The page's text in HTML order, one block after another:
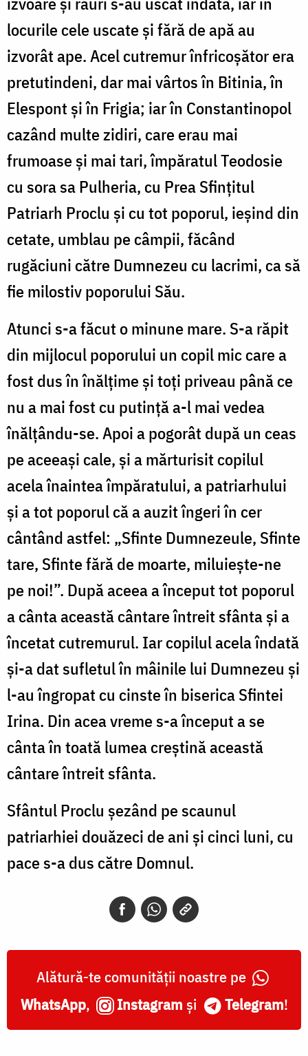
locurile cele uscate și fără de apă au
izvorât ape. Acel cutremur înfricoșător era
pretutindeni, dar mai vârtos în Bitinia, în
Elespont și în Frigia; iar în Constantinopol
cazând multe zidiri, care erau mai
frumoase și mai tari, împăratul Teodosie
cu sora sa Pulheria, cu Prea Sfințitul
Patriarh Proclu și cu tot poporul, ieșind din
cetate, umblau pe câmpii, făcând
rugăciuni către Dumnezeu cu lacrimi, ca să
fie milostiv poporului Său.
Atunci s-a făcut o minune mare. S-a răpit
din mijlocul poporului un copil mic care a
fost dus în înălțime și toți priveau până ce
nu a mai fost cu putință a-l mai vedea
înălțându-se. Apoi a pogorât după un ceas
pe aceeași cale, și a mărturisit copilul
acela înaintea împăratului, a patriarhului
și a tot poporul că a auzit îngeri în cer
cântând astfel: „Sfinte Dumnezeule, Sfinte
tare, Sfinte fără de moarte, miluiește-ne
pe noi!”. După aceea a început tot poporul
a cânta această cântare întreit sfânta și a
încetat cutremurul. Iar copilul acela îndată
și-a dat sufletul în mâinile lui Dumnezeu și
l-au îngropat cu cinste în biserica Sfintei
Irina. Din acea vreme s-a început a se
cânta în toată lumea creștină această
cântare întreit sfânta.
Sfântul Proclu șezând pe scaunul
patriarhiei douăzeci de ani și cinci luni, cu
pace s-a dus către Domnul.
Alătură-te comunității noastre pe
WhatsApp, Instagram și Telegram!